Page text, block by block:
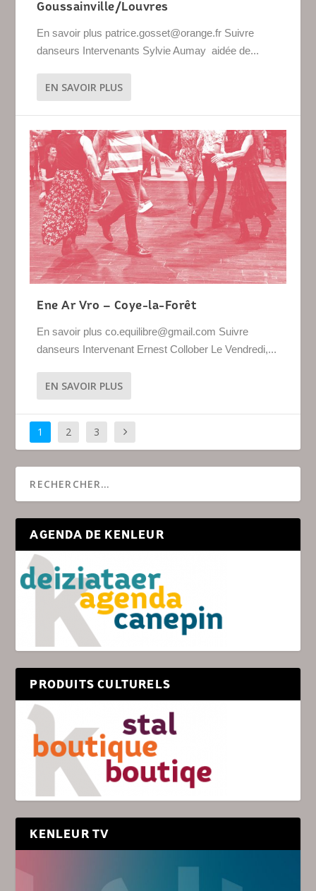
Goussainville/Louvres
En savoir plus patrice.gosset@orange.fr Suivre
danseurs Intervenants Sylvie Aumay aidée de...
EN SAVOIR PLUS
Ene Ar Vro – Coye-la-Forêt
En savoir plus co.equilibre@gmail.com Suivre
danseurs Intervenant Ernest Collober Le Vendredi,...
EN SAVOIR PLUS
1 2 3
AGENDA DE KENLEUR
PRODUITS CULTURELS
KENLEUR TV